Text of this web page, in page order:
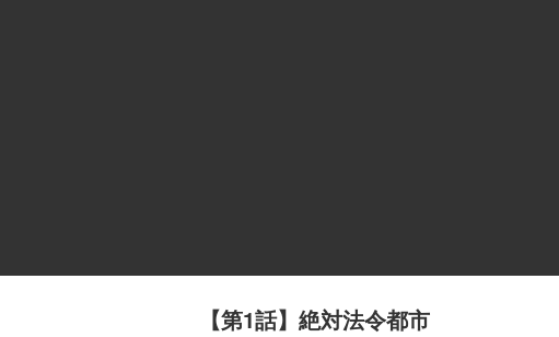
【第1話】絶対法令都市